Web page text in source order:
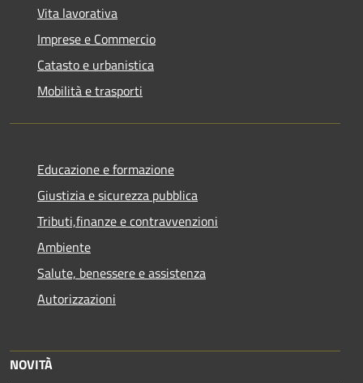
Vita lavorativa
Imprese e Commercio
Catasto e urbanistica
Mobilità e trasporti
Educazione e formazione
Giustizia e sicurezza pubblica
Tributi,finanze e contravvenzioni
Ambiente
Salute, benessere e assistenza
Autorizzazioni
NOVITÀ